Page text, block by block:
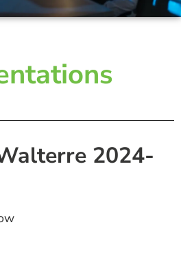
2024-